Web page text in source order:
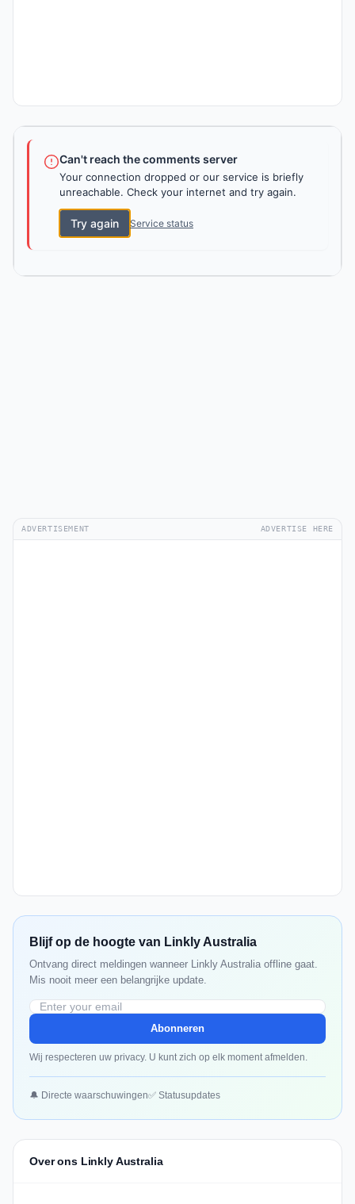
Can't reach the comments server
Your connection dropped or our service is briefly
unreachable. Check your internet and try again.
Try again Service status
ADVERTISEMENT ADVERTISE HERE
Blijf op de hoogte van Linkly Australia
Ontvang direct meldingen wanneer Linkly Australia offline gaat.
Mis nooit meer een belangrijke update.
Abonneren
Wij respecteren uw privacy. U kunt zich op elk moment afmelden.
🔔 Directe waarschuwingen✅ Statusupdates
Over ons Linkly Australia